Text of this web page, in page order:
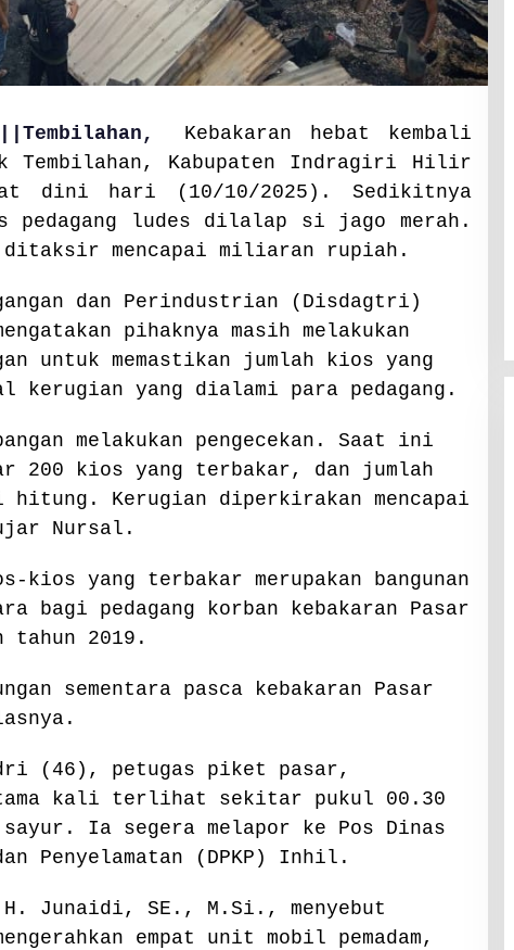
Kebakaran hebat kembali
Tembilahan, Kabupaten Indragiri Hilir
dini hari (10/10/2025). Sedikitnya
ludes dilalap si jago merah.
ditaksir mencapai miliaran rupiah.
dan Perindustrian (Disdagtri)
pihaknya masih melakukan
untuk memastikan jumlah kios yang
yang dialami para pedagang.
melakukan pengecekan. Saat ini
200 kios yang terbakar, dan jumlah
hitung. Kerugian diperkirakan mencapai
Nursal.
kios yang terbakar merupakan bangunan
bagi pedagang korban kebakaran Pasar
tahun 2019.
sementara pasca kebakaran Pasar
(46), petugas piket pasar,
kali terlihat sekitar pukul 00.30
Ia segera melapor ke Pos Dinas
dan Penyelamatan (DPKP) Inhil.
Junaidi, SE., M.Si., menyebut
empat unit mobil pemadam,